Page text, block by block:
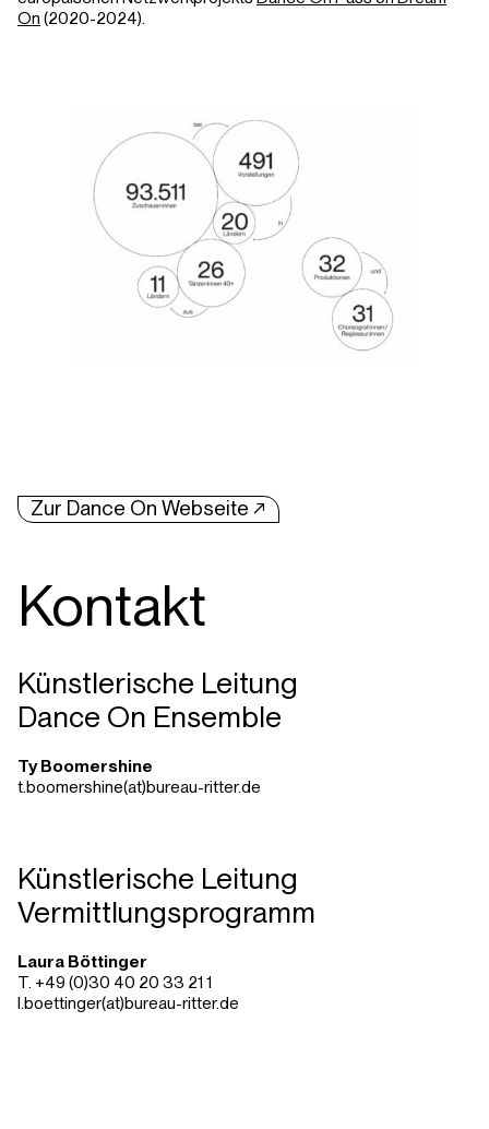
On (2020-2024).
Zur Dance On Webseite ↗︎
Kontakt
Künstlerische Leitung
Dance On Ensemble
Ty Boomershine
t.boomershine(at)bureau-ritter.de
Künstlerische Leitung
Vermittlungsprogramm
Laura Böttinger
T. +49 (0)30 40 20 33 21 1
l.boettinger(at)bureau-ritter.de